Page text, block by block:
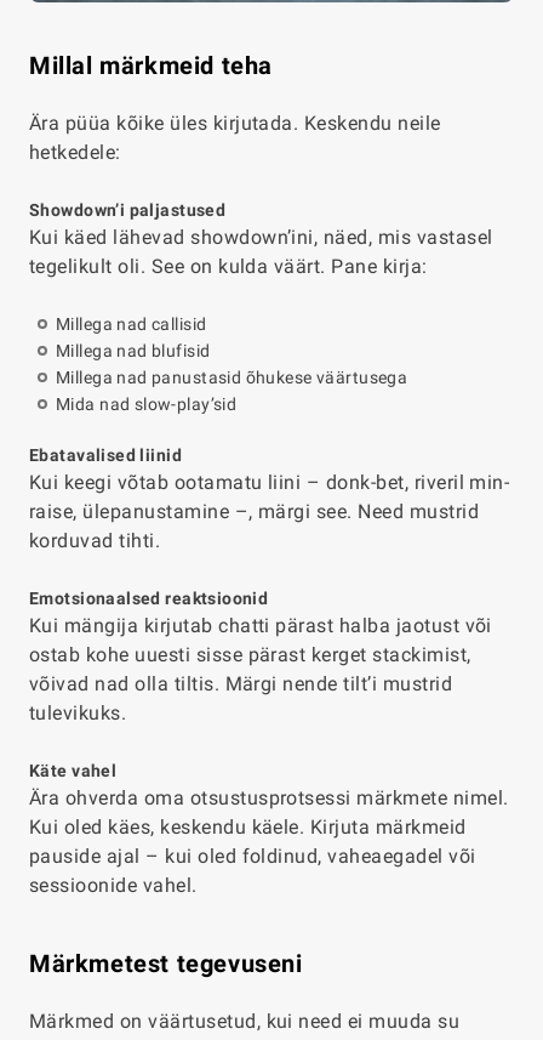
Millal märkmeid teha
Ära püüa kõike üles kirjutada. Keskendu neile
hetkedele:
Showdown’i paljastused
Kui käed lähevad showdown’ini, näed, mis vastasel
tegelikult oli. See on kulda väärt. Pane kirja:
Millega nad callisid
Millega nad blufisid
Millega nad panustasid õhukese väärtusega
Mida nad slow-play’sid
Ebatavalised liinid
Kui keegi võtab ootamatu liini – donk-bet, riveril min-
raise, ülepanustamine –, märgi see. Need mustrid
korduvad tihti.
Emotsionaalsed reaktsioonid
Kui mängija kirjutab chatti pärast halba jaotust või
ostab kohe uuesti sisse pärast kerget stackimist,
võivad nad olla tiltis. Märgi nende tilt’i mustrid
tulevikuks.
Käte vahel
Ära ohverda oma otsustusprotsessi märkmete nimel.
Kui oled käes, keskendu käele. Kirjuta märkmeid
pauside ajal – kui oled foldinud, vaheaegadel või
sessioonide vahel.
Märkmetest tegevuseni
Märkmed on väärtusetud, kui need ei muuda su